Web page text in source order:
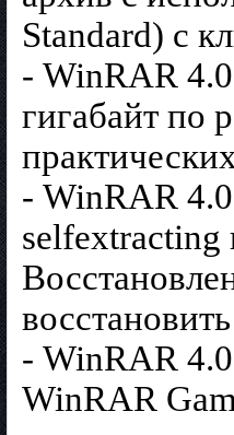
Standard) с
- WinRAR
гигабайт по
- WinRAR
selfextracting
- WinRAR
WinRAR